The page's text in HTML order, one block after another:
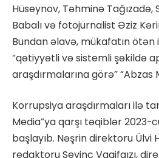
Hüseynov, Təhminə Tağızadə,
Babalı və fotojurnalist Əziz
Bundan əlavə, mükafatın ötən
“qətiyyətli və sistemli şəkildə
araşdırmalarına görə” “Abzas
Korrupsiya araşdırmaları ilə
Media”ya qarşı təqiblər 2023-
başlayıb. Nəşrin direktoru Ülvi
redaktoru Sevinc Vaqifqızı,